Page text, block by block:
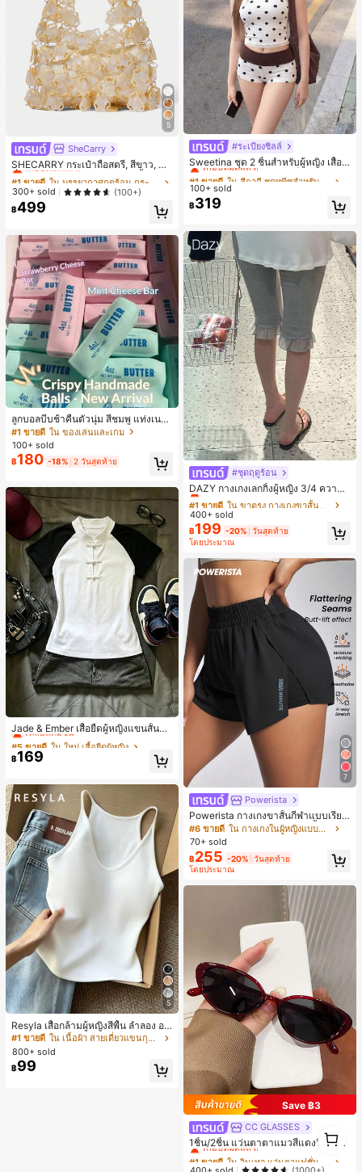
5
SheCarry
SHECARRY กระเป๋าถือสตรี, สีขาว, แฟ
ชั่น, สง่างาม, วันหยุด, งานปาร์ตี้
#1 ขายดี
เกือบหมดแล้ว!
#1 ขายดี
เกือบหมดแล้ว!
#1 ขายดี
เกือบหมดแล้ว!
#1 ขายดี
ใน บรรยากาศฤดูร้อน กระเป๋าหูหิ้วด้านบนผู้หญิง
300+ sold (100+)
฿499
ลูกบอลบีบช้าคืนตัวนุ่ม สีชมพู แท่งเนย
บีบคลายเครียด นุ่มยืดหยุ่น ของเล่นบีบ
4 ออนซ์ ของเล่นเกลือ เหมาะสำหรับขอ
งขวัญวันหยุด ของขวัญสนุกและน่ารัก
ของขวัญวันเกิด ของขวัญอีสเตอร์ ของ
วัญปาร์ตี้ สกวิชชี่ ของเล่นสกวิชชี่ ของเ
ล่นคลายเครียดสกวิชชี่ สกวิชชี่เกี๊ยว ขอ
งเล่นสำหรับผู้ใหญ่ ผู้หญิง สกวิชชี่กรอบ
สกวิชชี่เนยกรอบ บีบ ลูกบอลสลัชชี่
#1 ขายดี ใน ของเล่นและเกม
100+ sold
฿180 -18% 2 วันสุดท้าย
Jade & Ember เสื้อยืดผู้หญิงแขนสั้นสีตั
ดกันแบบแร็กแลน ดีไซน์กระดุมกบ สำห
รับฤดูร้อน
#5 ขายดี ใน ใหม่ เสื้อยืดผู้หญิง
เหลือแค่8ชิ้น
#5 ขายดี ใน ใหม่ เสื้อยืดผู้หญิง
เหลือแค่8ชิ้น
#5 ขายดี ใน ใหม่ เสื้อยืดผู้หญิง
เหลือแค่8ชิ้น
เหลือแค่8ชิ้น
฿169
5
Resyla เสื้อกล้ามผู้หญิงสีพื้น ลำลอง อเ
นกประสงค์ เหมาะสำหรับใส่ซ้อนหรือใส่
เดี่ยว
#1 ขายดี
ใน เนื้อผ้า สายเดี่ยวแขนกุดสีสดใส
800+ sold
฿99
#ระเบียงชิลล์
Sweetina ชุด 2 ชิ้นสำหรับผู้หญิง เสื้อก
ล้ามเข้ารูปพิมพ์ลายจุดสีบล็อกหลังเปิด
และกางเกงขาสั้นเอวพับ
#1 ขายดี
เกือบหมดแล้ว!
#1 ขายดี
เกือบหมดแล้ว!
#1 ขายดี
เกือบหมดแล้ว!
#1 ขายดี
100+ sold
฿319
#ชุดฤดูร้อน
DAZY กางเกงเลกกิ้งผู้หญิง 3/4 ความย
าวขา ทรงเข้ารูป แต่งลูกไม้แบบปะติด
ลำลอง สำหรับวันหยุดฤดูร้อน
#1 ขายดี
เกือบหมดแล้ว!
#1 ขายดี
เกือบหมดแล้ว!
#1 ขายดี
เกือบหมดแล้ว!
#1 ขายดี
เกือบหมดแล้ว!
400+ sold
฿199 -20% วันสุดท้าย
โดยประมาณ
7
Powerista
Powerista กางเกงขาสั้นกีฬาแบบเรียบ
ง่าย สไตล์วันทุกวัน กางเกงขาสั้นสบาย
พร้อมเสวตเตอร์
#6 ขายดี
ใน กางเกงในผู้หญิงแบบแอคทีฟ
70+ sold
฿255 -20% วันสุดท้าย
โดยประมาณ
Save ฿3
CC GLASSES
1ชิ้น/2ชิ้น แว่นตาตาแมวสีแดงวินเทจ
สำหรับสาวฮอต - ดีไซน์กรอบมินิมอล เ
หมาะสำหรับชายหาดในฤดูร้อน
#1 ขายดี
เกือบหมดแล้ว!
#1 ขายดี
#1 ขายดี
1